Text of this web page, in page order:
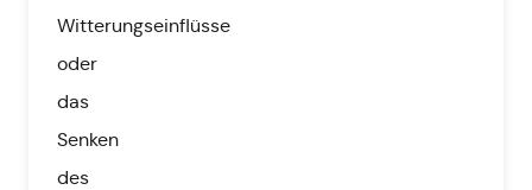
Witterungseinflüsse
oder
das
Senken
des